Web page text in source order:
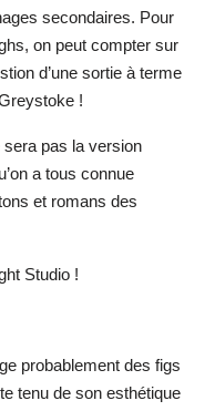
secondaires. Pour
on peut compter sur
d’une sortie à terme
!
pas la version
a tous connue
et romans des
Studio !
probablement des figs
tenu de son esthétique